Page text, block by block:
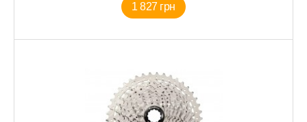
1 827 грн